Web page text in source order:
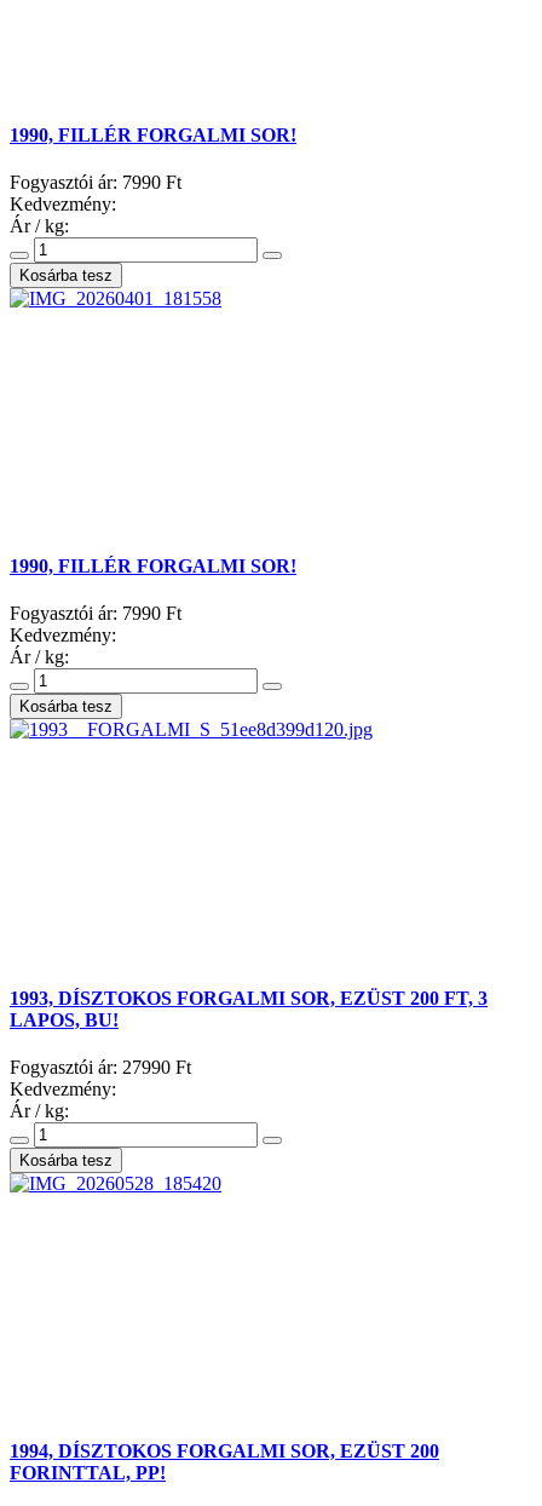
1990, FILLÉR FORGALMI SOR!
Fogyasztói ár: 7990 Ft
Kedvezmény:
Ár / kg:
1990, FILLÉR FORGALMI SOR!
Fogyasztói ár: 7990 Ft
Kedvezmény:
Ár / kg:
1993, DÍSZTOKOS FORGALMI SOR, EZÜST 200 FT, 3
LAPOS, BU!
Fogyasztói ár: 27990 Ft
Kedvezmény:
Ár / kg:
1994, DÍSZTOKOS FORGALMI SOR, EZÜST 200
FORINTTAL, PP!